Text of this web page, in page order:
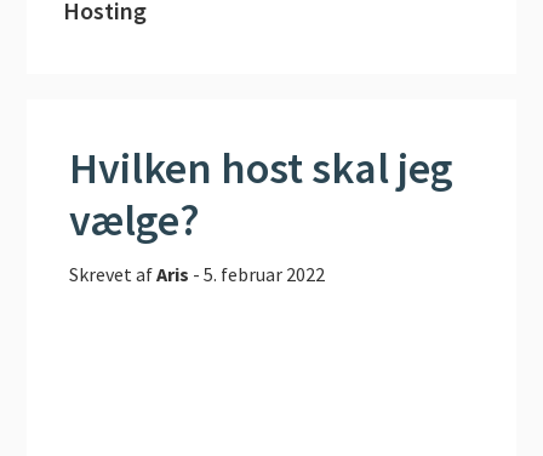
Hosting
Hvilken host skal jeg
vælge?
Skrevet afAris -5. februar 2022